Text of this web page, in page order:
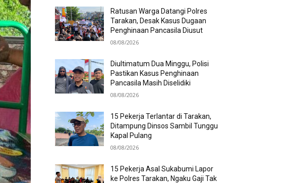
Ratusan Warga Datangi Polres
Tarakan, Desak Kasus Dugaan
Penghinaan Pancasila Diusut
08/08/2026
Diultimatum Dua Minggu, Polisi
Pastikan Kasus Penghinaan
Pancasila Masih Diselidiki
08/08/2026
15 Pekerja Terlantar di Tarakan,
Ditampung Dinsos Sambil Tunggu
Kapal Pulang
08/08/2026
15 Pekerja Asal Sukabumi Lapor
ke Polres Tarakan, Ngaku Gaji Tak